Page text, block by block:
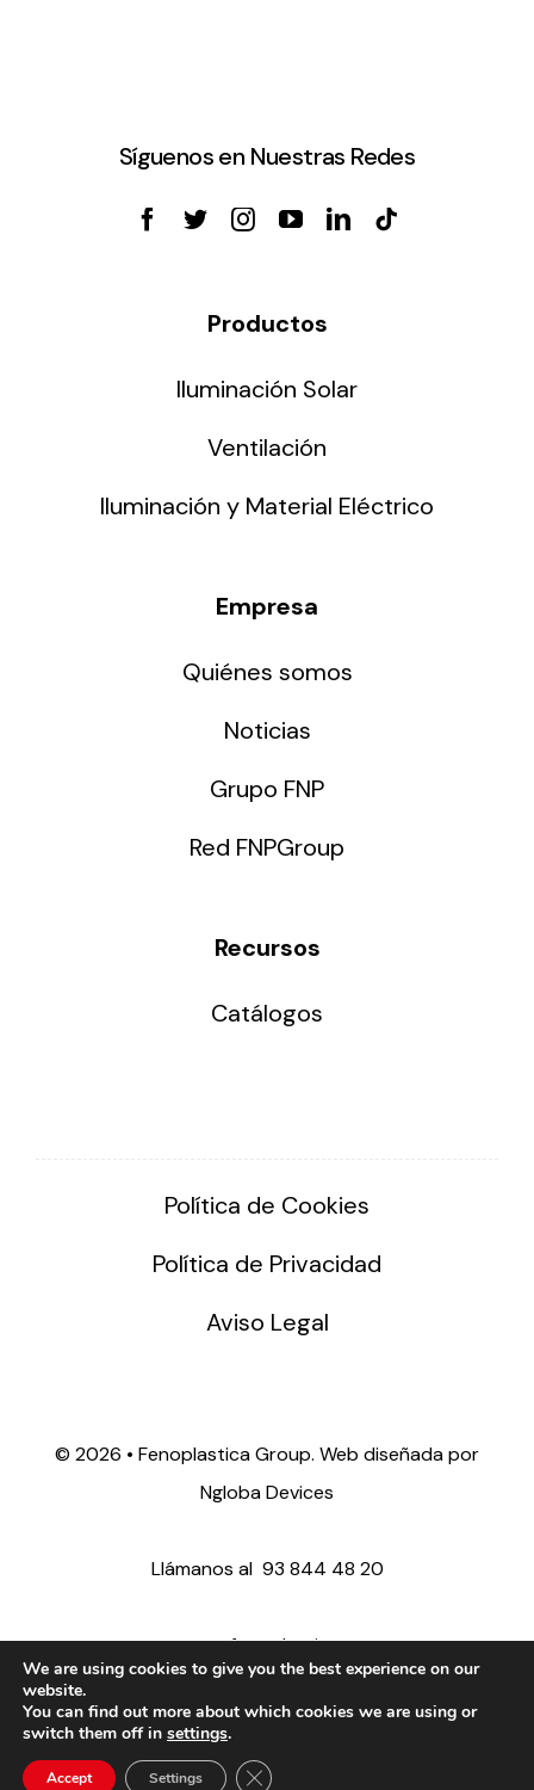
Síguenos en Nuestras Redes
Productos
Iluminación Solar
Ventilación
Iluminación y Material Eléctrico
Empresa
Quiénes somos
Noticias
Grupo FNP
Red FNPGroup
Recursos
Catálogos
Política de Cookies
Política de Privacidad
Aviso Legal
© 2026 • Fenoplastica Group. Web diseñada por
Ngloba Devices
Llámanos al 93 844 48 20
ventas@fenoplastica.com
export@fenoplastica.com
We are using cookies to give you the best experience on our
website.
You can find out more about which cookies we are using or
switch them off in settings.
Accept Settings Close GDPR Cookie Banner